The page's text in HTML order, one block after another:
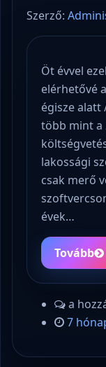
Szerző:
Öt évvel
elérhetővé
égisze alatt
több mint a
lakossági
csak merő
évek…
Tovább
a
7